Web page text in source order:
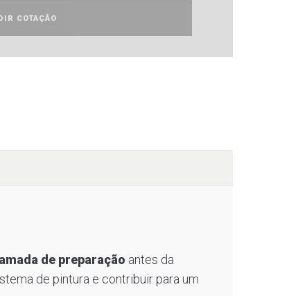
COTAÇÃO
de preparação antes da
de pintura e contribuir para um